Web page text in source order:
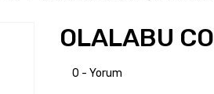
OLALABU
0 - Yorum